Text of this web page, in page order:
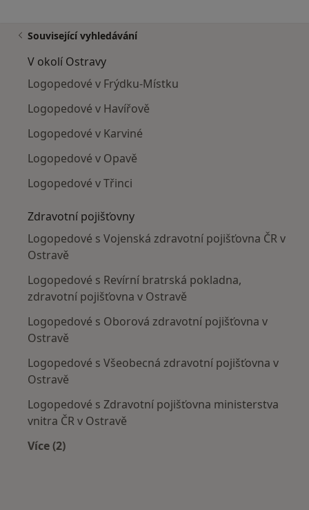
Související vyhledávání
V okolí Ostravy
Logopedové v Frýdku-Místku
Logopedové v Havířově
Logopedové v Karviné
Logopedové v Opavě
Logopedové v Třinci
Zdravotní pojišťovny
Logopedové s Vojenská zdravotní pojišťovna ČR v
Ostravě
Logopedové s Revírní bratrská pokladna,
zdravotní pojišťovna v Ostravě
Logopedové s Oborová zdravotní pojišťovna v
Ostravě
Logopedové s Všeobecná zdravotní pojišťovna v
Ostravě
Logopedové s Zdravotní pojišťovna ministerstva
vnitra ČR v Ostravě
Více (2)